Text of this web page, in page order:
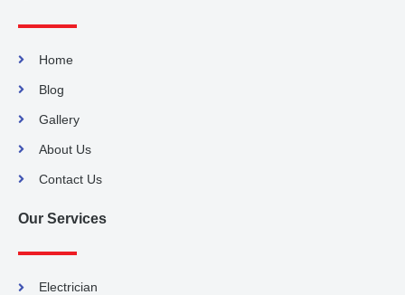
Home
Blog
Gallery
About Us
Contact Us
Our Services
Electrician